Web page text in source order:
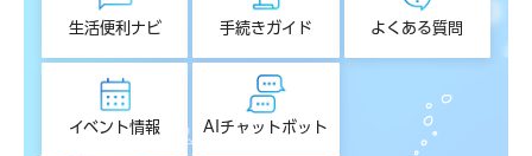
生活便利ナビ 手続きガイド よくある質問
イベント情報 AIチャットボット